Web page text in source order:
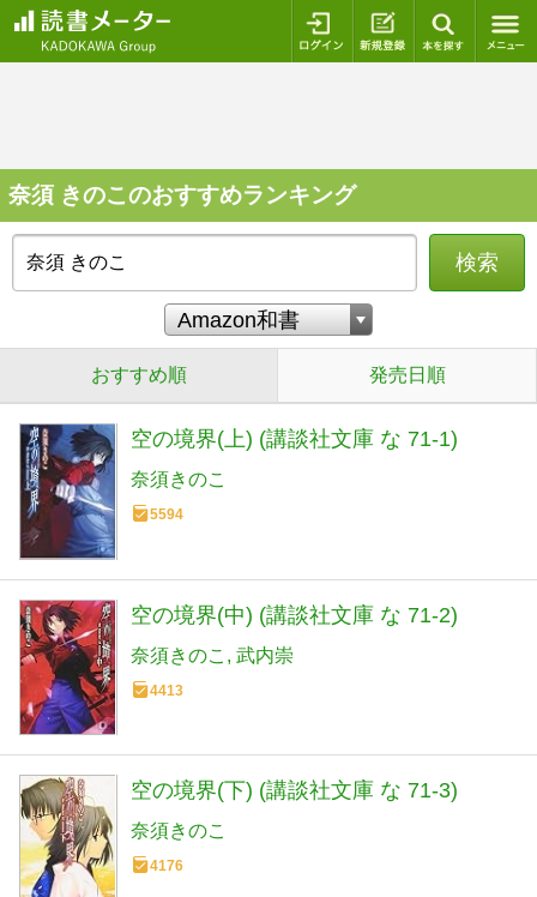
ログイン 新規登録
奈須 きのこのおすすめランキング
検索
おすすめ順 発売日順
空の境界(上) (講談社文庫 な 71-1)
奈須きのこ
5594
空の境界(中) (講談社文庫 な 71-2)
奈須きのこ 武内崇
4413
空の境界(下) (講談社文庫 な 71-3)
奈須きのこ
4176